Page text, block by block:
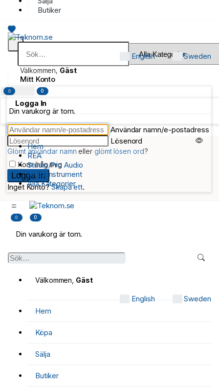
Butiker
English Sweden
Välkommen, Gäst
Mitt Konto
Logga In
Användar namn/e-postadress
Lösenord
Glömt användar namn eller glömt lösen ord?
Kom ihåg mig
Inget Konto?Skapa ett.
0 0
Din varukorg är tom.
Hem
REA
Studio/Pro Audio
Musikinstrument
Alla Kategorier
0 0
Din varukorg är tom.
Välkommen, Gäst
English
Sweden
Hem
Köpa
Sälja
Butiker